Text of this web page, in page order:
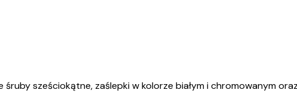
sześciokątne, zaślepki w kolorze białym i chromowanym